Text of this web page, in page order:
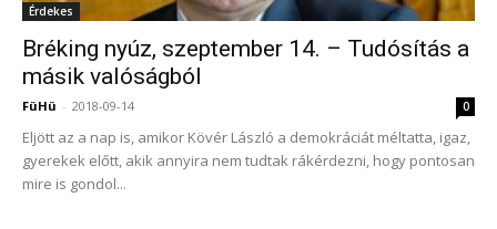
Érdekes
Bréking nyúz, szeptember 14. – Tudósítás a
másik valóságból
FüHü - 2018-09-14 0
Eljött az a nap is, amikor Kövér László a demokráciát méltatta, igaz,
gyerekek előtt, akik annyira nem tudtak rákérdezni, hogy pontosan
mire is gondol...